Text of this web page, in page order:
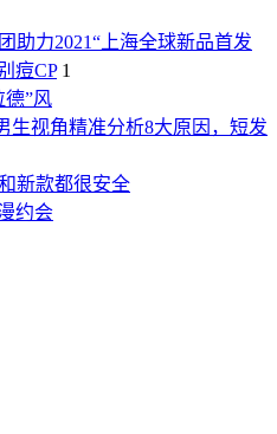
助力2021“上海全球新品首发
痘CP 1
德”风
生视角精准分析8大原因，短发
新款都很安全
约会